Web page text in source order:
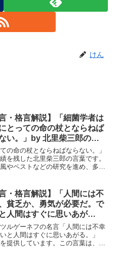
けん
言・格言解説】「細菌学者は
とっての命の杖とならねば
い。」by 北里柴三郎の深
と得られる教訓
の命の杖とならねばならない。」
を残した北里柴三郎の言葉です。
やペストなどの研究を進め、多く
言・格言解説】「人間には不
貧乏か、勇気が必要だ。で
人間はすぐに思いあが
by ツルゲーネフの深い意
得られる教訓
ルゲーネフの名言「人間には不幸
と人間はすぐに思いあがる。」
提供しています。この言葉は、私